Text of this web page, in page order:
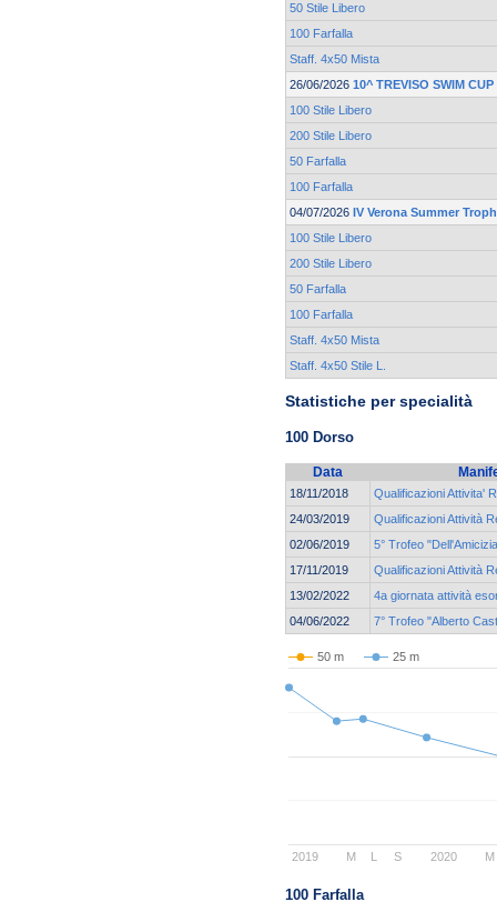
50 Stile Libero
100 Farfalla
Staff. 4x50 Mista
26/06/2026 10^ TREVISO SWIM CUP
100 Stile Libero
200 Stile Libero
50 Farfalla
100 Farfalla
04/07/2026 IV Verona Summer
100 Stile Libero
200 Stile Libero
50 Farfalla
100 Farfalla
Staff. 4x50 Mista
Staff. 4x50 Stile L.
Statistiche per specialità
100 Dorso
Data
18/11/2018
Qualificazioni Attivita'
24/03/2019
Qualificazioni Attività
02/06/2019
5° Trofeo
17/11/2019
Qualificazioni Attività
13/02/2022
4a giornata attività
04/06/2022
7° Trofeo "Alberto
50 m 25 m
2019 2020
M S M
100 Farfalla